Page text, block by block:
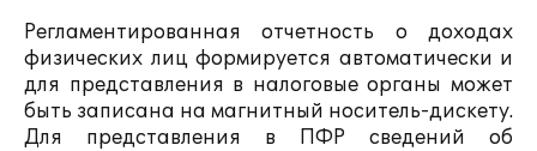
Регламентированная отчетность о доходах
физических лиц формируется автоматически и
для представления в налоговые органы может
быть записана на магнитный носитель-дискету.
Для представления в ПФР сведений об